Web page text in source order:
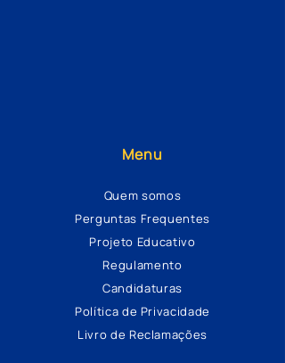
Menu
Quem somos
Perguntas Frequentes
Projeto Educativo
Regulamento
Candidaturas
Política de Privacidade
Livro de Reclamações